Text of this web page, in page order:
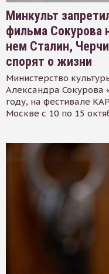
Минкульт
фильма Сокурова
нем Сталин,
спорят о жизни
Министерство
Александра Сокурова
году, на фестивале
Москве с 10 по 15